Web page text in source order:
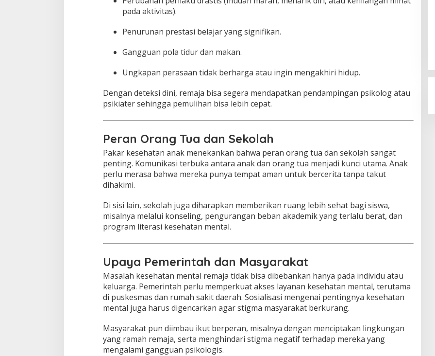
pada aktivitas).
Penurunan prestasi belajar yang signifikan.
Gangguan pola tidur dan makan.
Ungkapan perasaan tidak berharga atau ingin mengakhiri hidup.
Dengan deteksi dini, remaja bisa segera mendapatkan pendampingan psikolog atau
psikiater sehingga pemulihan bisa lebih cepat.
Peran Orang Tua dan Sekolah
Pakar kesehatan anak menekankan bahwa peran orang tua dan sekolah sangat
penting. Komunikasi terbuka antara anak dan orang tua menjadi kunci utama. Anak
perlu merasa bahwa mereka punya tempat aman untuk bercerita tanpa takut
dihakimi.
Di sisi lain, sekolah juga diharapkan memberikan ruang lebih sehat bagi siswa,
misalnya melalui konseling, pengurangan beban akademik yang terlalu berat, dan
program literasi kesehatan mental.
Upaya Pemerintah dan Masyarakat
Masalah kesehatan mental remaja tidak bisa dibebankan hanya pada individu atau
keluarga. Pemerintah perlu memperkuat akses layanan kesehatan mental, terutama
di puskesmas dan rumah sakit daerah. Sosialisasi mengenai pentingnya kesehatan
mental juga harus digencarkan agar stigma masyarakat berkurang.
Masyarakat pun diimbau ikut berperan, misalnya dengan menciptakan lingkungan
yang ramah remaja, serta menghindari stigma negatif terhadap mereka yang
mengalami gangguan psikologis.